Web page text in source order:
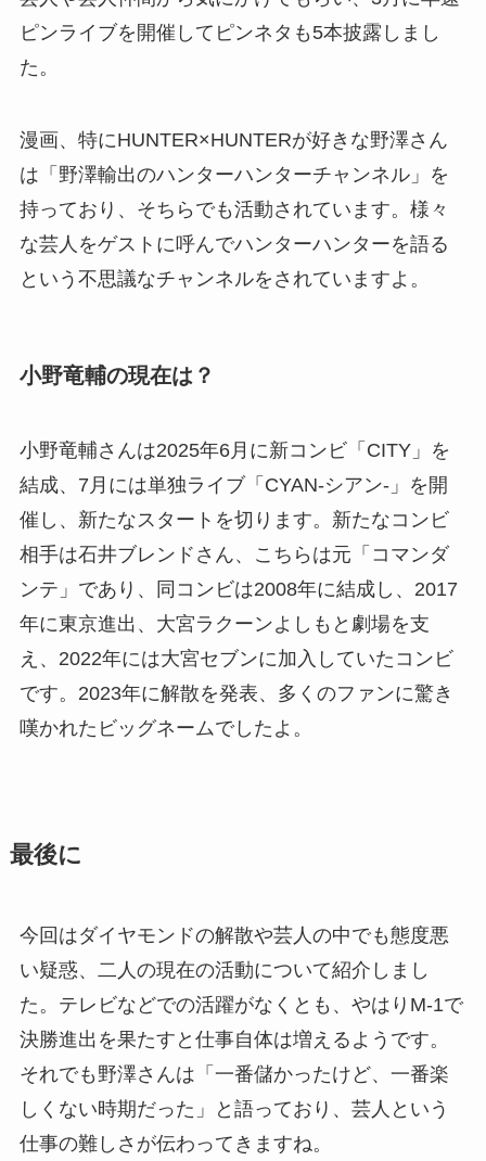
ピンライブを開催してピンネタも5本披露しまし
た。
漫画、特にHUNTER×HUNTERが好きな野澤さん
は「野澤輸出のハンターハンターチャンネル」を
持っており、そちらでも活動されています。様々
な芸人をゲストに呼んでハンターハンターを語る
という不思議なチャンネルをされていますよ。
小野竜輔の現在は？
小野竜輔さんは2025年6月に新コンビ「CITY」を
結成、7月には単独ライブ「CYAN-シアン-」を開
催し、新たなスタートを切ります。新たなコンビ
相手は石井ブレンドさん、こちらは元「コマンダ
ンテ」であり、同コンビは2008年に結成し、2017
年に東京進出、大宮ラクーンよしもと劇場を支
え、2022年には大宮セブンに加入していたコンビ
です。2023年に解散を発表、多くのファンに驚き
嘆かれたビッグネームでしたよ。
最後に
今回はダイヤモンドの解散や芸人の中でも態度悪
い疑惑、二人の現在の活動について紹介しまし
た。テレビなどでの活躍がなくとも、やはりM-1で
決勝進出を果たすと仕事自体は増えるようです。
それでも野澤さんは「一番儲かったけど、一番楽
しくない時期だった」と語っており、芸人という
仕事の難しさが伝わってきますね。